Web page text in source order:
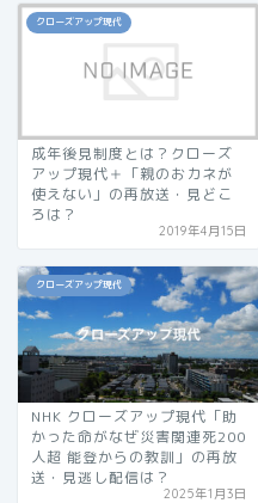
クローズアップ現代
成年後見制度とは？クローズ
アップ現代＋「親のおカネが
使えない」の再放送・見どこ
ろは？
2019年4月15日
クローズアップ現代
NHK クローズアップ現代「助
かった命がなぜ災害関連死200
人超 能登からの教訓」の再放
送・見逃し配信は？
2025年1月3日